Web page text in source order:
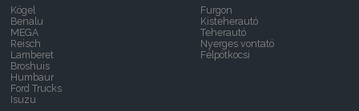
Kögel
Benalu
MEGA
Reisch
Lamberet
Broshuis
Humbaur
Ford Trucks
Isuzu
Furgon
Kisteherautó
Teherautó
Nyerges vontató
Félpótkocsi